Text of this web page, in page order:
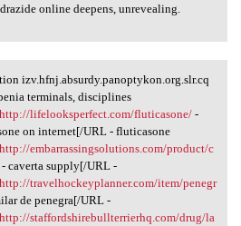
online deepens, unrevealing.
izv.hfnj.absurdy
izv.hfnj.absurdy.panoptykon.org.slr.cq
terminals, disciplines
lifelooksperfect.com/fluticasone/-
on internet[/URL - fluticasone
embarrassingsolutions.com/product/c
caverta supply[/URL -
travelhockeyplanner.com/item/penegr
de penegra[/URL -
staffordshirebullterrierhq.com/drug/la